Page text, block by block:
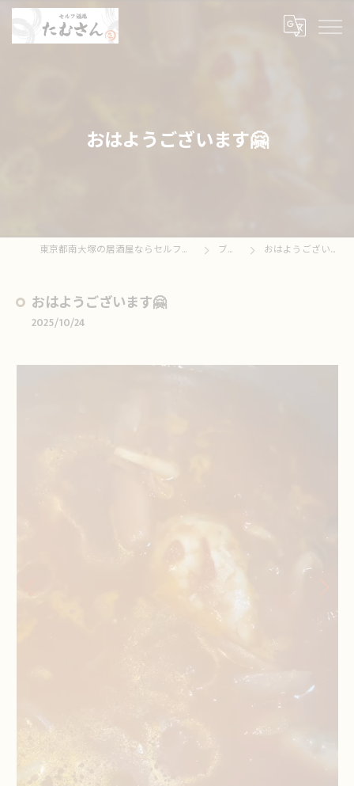
おはようございます🤗
東京都南大塚の居酒屋ならセルフ酒場たむさん ブログ おはようございます🤗
おはようございます🤗
2025/10/24